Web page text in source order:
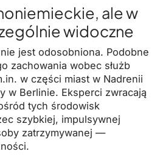
ale w
widoczne
jest odosobniona. Podobne
zachowania wobec służb
w części miast w Nadrenii
w Berlinie. Eksperci zwracają
tych środowisk
szybkiej, impulsywnej
zatrzymywanej —